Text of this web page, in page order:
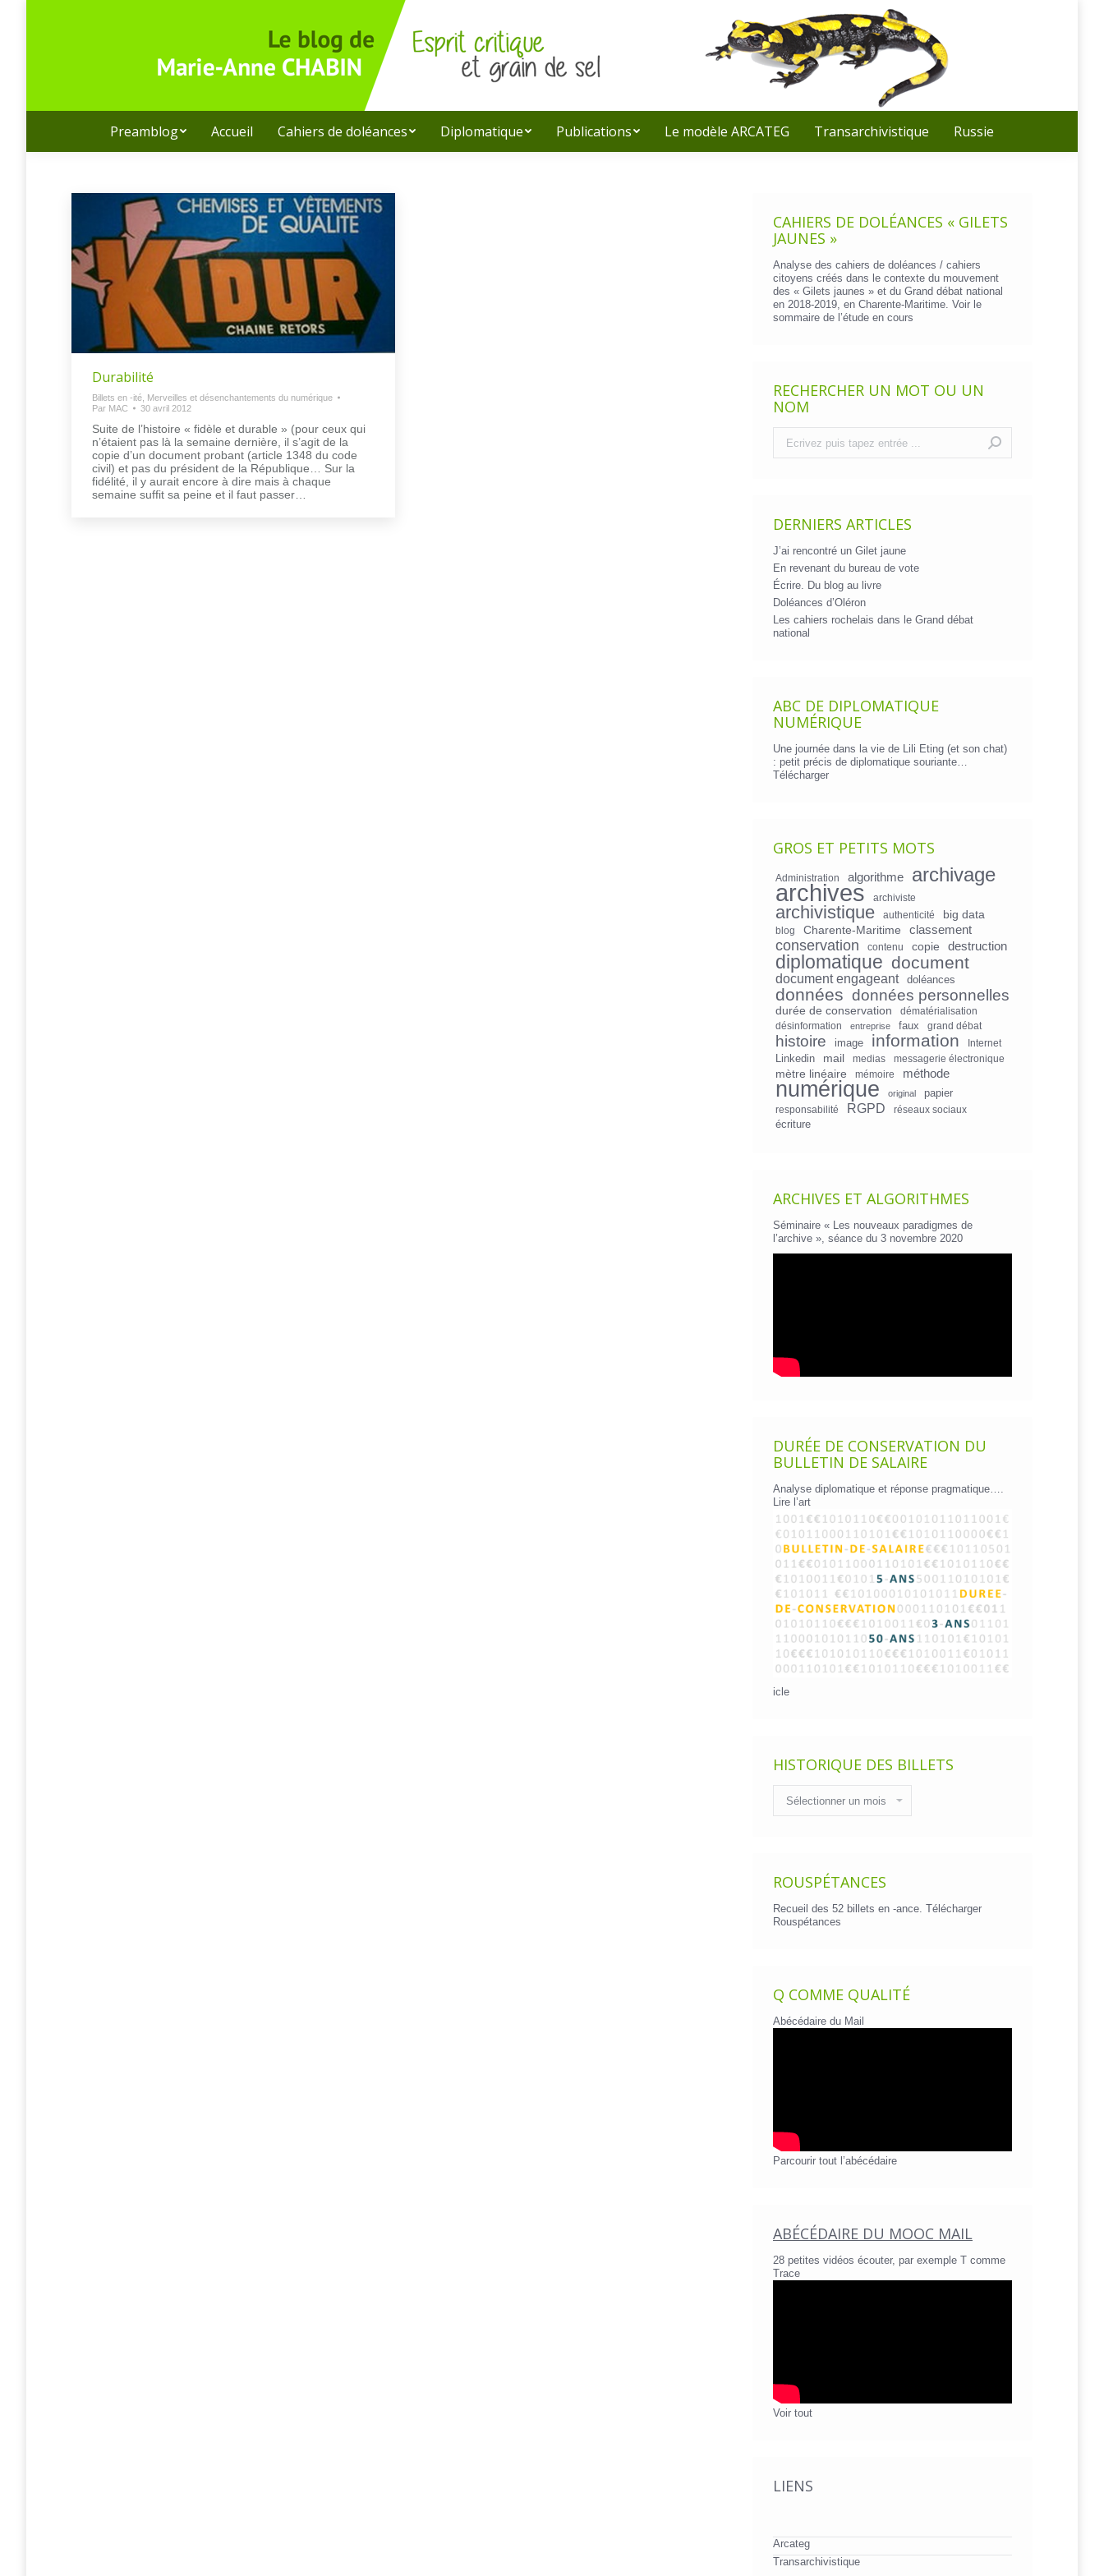
Recherche
:
Preamblog Accueil Cahiers de doléances Diplomatique Publications Le modèle ARCATEG Transarchivistique Russie
Durabilité
Billets en -ité Merveilles et désenchantements du numérique
Par MAC 30 avril 2012
Suite de l’histoire « fidèle et durable » (pour ceux qui
n’étaient pas là la semaine dernière, il s’agit de la
copie d’un document probant (article 1348 du code
civil) et pas du président de la République… Sur la
fidélité, il y aurait encore à dire mais à chaque
semaine suffit sa peine et il faut passer…
CAHIERS DE DOLÉANCES « GILETS
JAUNES »
Analyse des cahiers de doléances / cahiers
citoyens créés dans le contexte du mouvement
des « Gilets jaunes » et du Grand débat national
en 2018-2019, en Charente-Maritime. Voir le
sommaire de l’étude en cours
RECHERCHER UN MOT OU UN
NOM
DERNIERS ARTICLES
J’ai rencontré un Gilet jaune
En revenant du bureau de vote
Écrire. Du blog au livre
Doléances d’Oléron
Les cahiers rochelais dans le Grand débat
national
ABC DE DIPLOMATIQUE
NUMÉRIQUE
Une journée dans la vie de Lili Eting (et son chat)
: petit précis de diplomatique souriante…
Télécharger
GROS ET PETITS MOTS
Administration algorithme archivage
archives archiviste
archivistique authenticité big data
blog Charente-Maritime classement
conservation contenu copie destruction
diplomatique document
document engageant doléances
données données personnelles
durée de conservation
dématérialisation
désinformation
entreprise faux grand débat
histoire image information Internet
Linkedin mail medias messagerie électronique
mètre linéaire mémoire méthode
numérique original papier
responsabilité RGPD réseaux sociaux
écriture
ARCHIVES ET ALGORITHMES
Séminaire « Les nouveaux paradigmes de
l’archive », séance du 3 novembre 2020
DURÉE DE CONSERVATION DU
BULLETIN DE SALAIRE
Analyse diplomatique et réponse pragmatique….
Lire l’art
icle
HISTORIQUE DES BILLETS
des
billets
ROUSPÉTANCES
Recueil des 52 billets en -ance. Télécharger
Rouspétances
Q COMME QUALITÉ
Abécédaire du Mail
Parcourir tout l’abécédaire
ABÉCÉDAIRE DU MOOC MAIL
28 petites vidéos écouter, par exemple T comme
Trace
Voir tout
LIENS
Arcateg
Transarchivistique